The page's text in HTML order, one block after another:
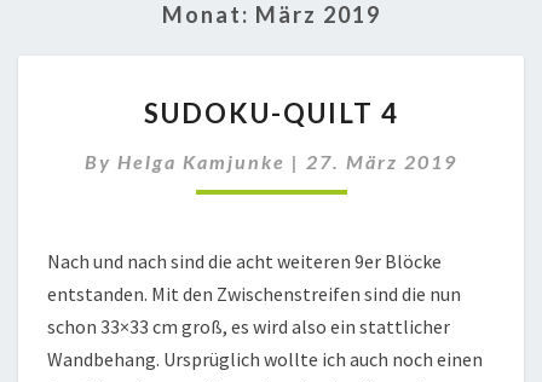
Monat: März 2019
QUILT
SUDOKU-QUILT 4
By Helga Kamjunke | 27. März 2019
Nach und nach sind die acht weiteren 9er Blöcke
entstanden. Mit den Zwischenstreifen sind die nun
schon 33×33 cm groß, es wird also ein stattlicher
Wandbehang. Ursprüglich wollte ich auch noch einen